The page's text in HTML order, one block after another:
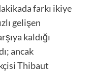
farkı ikiye
gelişen
kaldığı
ancak
Thibaut